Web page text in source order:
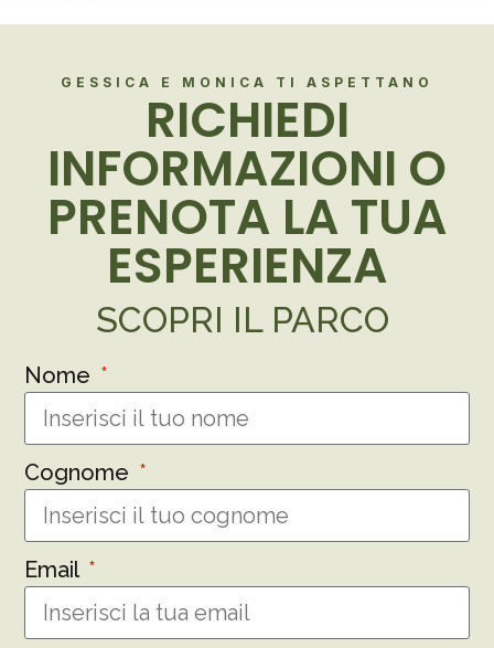
GESSICA E MONICA TI ASPETTANO
RICHIEDI
INFORMAZIONI O
PRENOTA LA TUA
ESPERIENZA
SCOPRI IL PARCO
Nome
Cognome
Email